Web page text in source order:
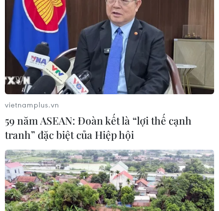
FAO kêu gọi hỗ trợ khẩn cấp cho người
dân Ukraine
20/04/2022 01:42
FAO cho biết cần hỗ trợ nông dân Ukraine trồng rau và
khoai tây trong vụ Xuân này và nông dân nên được cho
phép và hỗ trợ cho vụ thu hoạch lúa mỳ mùa Đông.
vietnamplus.vn
59 năm ASEAN: Đoàn kết là “lợi thế cạnh
tranh” đặc biệt của Hiệp hội